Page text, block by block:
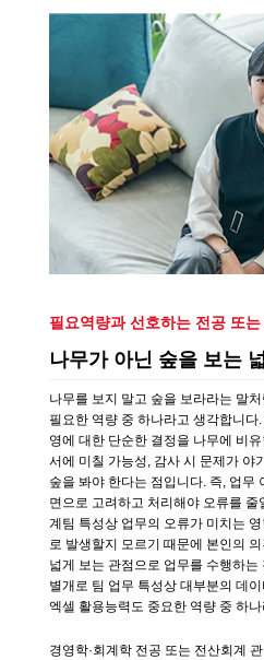
필요역량과 선호하는 전공 또는
나무가 아닌 숲을 보는
나무를 보지 말고 숲을 보라라는 말
필요한 역량 중 하나라고 생각합니
영에 대한 단순한 결정을 나무에 비
서에 미칠 가능성, 감사 시 문제가 야
숲을 봐야 한다는 점입니다. 즉, 업무
면으로 고려하고 처리해야 오류를
계팀 특성상 업무의 오류가 미치는
로 발생할지 모르기 때문에 본인의
넓게 보는 관점으로 업무를 수행하는
별개로 팀 업무 특성상 대부분의 데
엑셀 활용능력도 중요한 역량 중 하
경영학·회계학 전공 또는 전산회계